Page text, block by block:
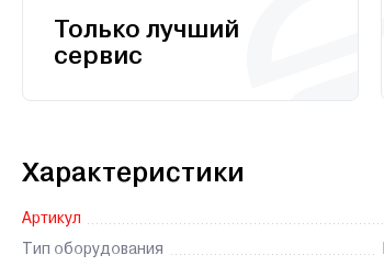
Только лучший
сервис
Характеристики
Артикул
Тип оборудования